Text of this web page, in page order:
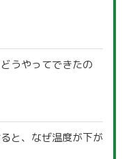
うやってできたの
と、なぜ温度が下が